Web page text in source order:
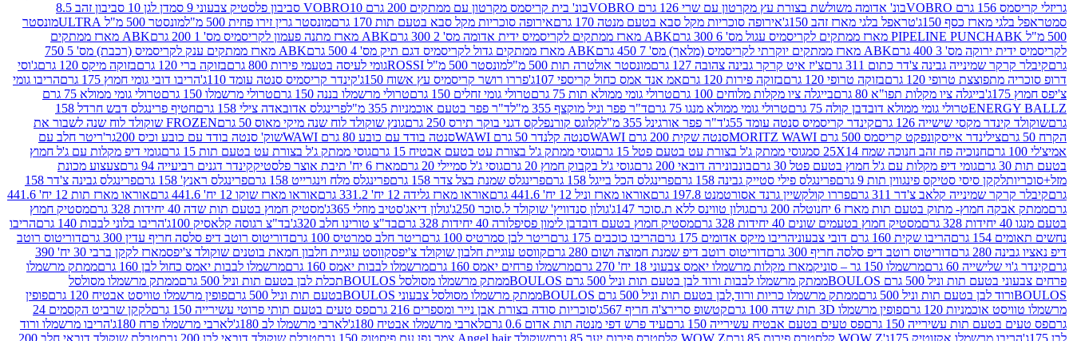
גריזלי קריסמס 156 גרם VOBRO
בונ' אדומה משולשת בצורת עץ מקרטון עם שרי 126 גרם VOBRO בונ' בית קריסמס מקרטון עם ממתקים 200 גרם VOBRO 10 סביבון פלסטיק צבעוני 9 סמ
דן לגן 10 סביבון זהב 8.5
סמטראפל בלגי מארז כסף 150ג' טראפל בלגי מארז זהב 150ג' אירופה סוכריות מקל סבא בטעם מנטה 170 גרם אירופה סוכריות מקל סבא בטעם תות 170 גרם מונסטר גרין זירו פחית 500 מ"ל מונסטר 500 מ"ל ULTRA
מונסטר
500 מ"ל PIPELINE PUNCH
ABK מארז ממתקים לקריסמיס עגול מס' 6 300 גרם ABK מארז ממתקים לקריסמיס ידית אדומה מס' 2 300 גרם ABK מארז מתנה פעמון לקריסמיס מס' 1 200 גרם
ABK מארז ממתקים
לקריסמיס ידית ירוקה מס' 3 400 גרם
ABK מארז ממתקים יוקרתי לקריסמיס (מלאך) מס' 7 450 גרם ABK מארז ממתקים גדול לקריסמיס דגם תיק מס' 4 500 גרם
ABK מארז ממתקים ענק לקריסמיס (רכבת) מס' 5 750
גרםקיבלר קרקר שמינייה גבינה צ'דר כתום 311 גרם צ'יז איט קרקר גבינה צהובה 127 גרם מונסטר אולטרה תות 500 מ"ל מונסטר 500 מ"ל ROSSI גומי לעיסה בטעמי פירות 800 גרם בזוקה ברי 120 גרם בזוקה מיקס 120 גרם
ג'וסי
דרופ סוכריה מתפוצצת טרופי 120 גרם
בזוקה טרופי 120 גרם בזוקה פירות 120 גרם אמ אנד אמס כחול קריספי 107ג' פררו רושר קריסמיס עץ אשוח 150ג' קינדר קריסמיס סנטה עומד 110ג' הריבו דובי גומי חמוץ 175 גרם
הריבו גומי
צ'יפס חמוץ 175ג'
בייגלה ציו מקלות תפו"א 80 גרם בייגלה ציו מקלות מלוחים 100 גרם טרולי גומי ממולא תות 75 גרם טרולי גומי זחלים 150 גרם טרולי מרשמלו בננה 150 גרם טרולי מרשמלו 150 גרם
טרולי גומי ממולא 75 גרם
ENERGY BALLZטרולי גומי ממולא דובדבן קולה 75 גרם טרולי גומי ממולא מנגו 75 גרם ד"ר פפר וניל מוקצף 355 מ"ל ד"ר פפר בטעם אוכמניות 355 מ"ל פרינגלס אדובאדה צילי 158 גרם
חטיף פרינגלס דבש חרדל 158
גרםשוקולד קינדר מקסי שישייה 126 גרם קינדר קריסמיס סנטה עומד 55ג' ד"ר פפר אורגינל 355 מ"ל קלוגס קורנפלקס דגני בוקר תירס 250 גרם גונץ שוקולד לוח שנה מיקי מאוס 50 גרם
FROZEN שוקולד לוח שנה לשבור את
הקרח 50 גרם
צילינדר אייסקונפקט קריסמס 500 גרם MORITZ WAWI סנטה שקית 200 גרם WAWI סנטה קלנדר 50 גרם WAWI סנטה בודד עם כובע 80 גרם WAWI שוק' סנטה בודד עם כובע וכיס 200גר'
ריטר חלב עם
אמיצ'לי 100 גרם
חנוכיה פח זהב חנוכה שמח 25X14 סמ גוסי ממתק ג'ל בצורת עט בטעם פטל 15 גרם גוסי ממתק ג'ל בצורת עט בטעם אבטיח 15 גרם גוסי ממתק ג'ל בצורת עט בטעם תות 15 גרם
גומי דיפ מקלות עם ג'ל חמוץ
בטעם תות 30 גרם
גומי דיפ מקלות עם ג'ל חמוץ בטעם פטל 30 גרם בונבונירה דובאי 200 גרם גוסי ג'ל בקבוק חמוץ 20 גרם גוסי ג'ל סמיילי 20 גרם מארז 6 יח' תיבת אוצר פלסטיק קינדר דגנים רביעייה 94 גרם
צעצוע מכונת
מזל+סוכריותלקקן סיסי סטיקס פינגווין תות 9 גרם פרינגלס פילי סטייק גבינה 158 גרם פרינגלס הכל בייגל 158 גרם פרינגלס שמנת בצל צדר 158 גרם פרינגלס מלח וינגרייט 158 גרם פרינגלס ראנץ' 158 גרם
פרינגלס גבינה צ'דר 158
גרםקיבלר קרקר שמינייה קלאב צ'דר 311 גרם פררו קולקשיין גרנד אסורטמנט 197.8 גרם אוראו מארז וניל 12 יח' 441.6 גרם אוראו מארז גלידה 12 יח' 331.2 גרם אוראו מארז שוקו 12 יח' 441.6 גרם
אוראו מארז תות 12 יח' 441.6
גרםממתק אבקה חמוץ- מתוק בטעם תות מארז 6 יח נוטלה 200 גרם גולון טווינס ללא ת.סוכר 147ג' גולון סנדוויץ' שוקולד ל.סוכר 250ג' גולון דיאג'סטיב מוזלי 365ג' מסטיק חמוץ בטעם תות שדה 40 יחידות 328 גרם
מסטיק חמוץ
בטעם מנגו 40 יחידות 328 גרם
מסטיק חמוץ בטעמים שונים 40 יחידות 328 גרם מסטיק חמוץ בטעם דובדבן לימון פסיפלורה 40 יחידות 328 גרם בד"צ טורינו חלב 320ג' בד"צ רגוסה קלאסיק 100ג' הריבו בלוני לבבות 140 גרם
הריבו
נחשים תאומים 154 גרם
הריבו שקית 160 גרם דובי צבעוני הריבו מיקס אדומים 175 גרם הריבו כוכבים 175 גרם ריטר לבן סמרטיס 100 גרם ריטר חלב סמרטיס 100 גרם דוריטוס רוטב דיפ סלסה חריף עדין 300 גרם
דוריטוס רוטב
דיפ נאציו גבינה 280 גרם
דוריטוס רוטב דיפ סלסה חריף 300 גרם דוריטוס רוטב דיפ שמנת חמוצה ושום 280 גרם קווסט עוגיית חלבון שוקולד צ'יפסקווסט עוגיית חלבון חמאת בוטנים שוקולד צ'יפס
מארז לקקן ברבי 30 יח' 390
גרםקינדר ג'וי שלישייה 60 גרם מרשמלו 150 גר – סוניק מארז מקלות מרשמלו יאמס צבעוני 18 יח' 270 גרם מרשמלו פרחים יאמס 160 גרם מרשמלו לבבות יאמס 160 גרם מרשמלו לבבות יאמס כחול לבן 160 גרם
ממתק מרשמלו
פרחים צבעוני בטעם תות וניל 500 גרם BOULOS
ממתק מרשמלו לבבות ורוד לבן בטעם תות וניל 500 גרם BOULOS ממתק מרשמלו מסולסל BOULOSתכלת לבן בטעם תות וניל 500 גרם
ממתק מרשמלו מסולסל
BOULOSורוד לבן בטעם תות וניל 500 גרם
ממתק מרשמלו כריות ורוד,לבן בטעם תות וניל 500 גרם BOULOS ממתק מרשמלו מסולסל צבעוני BOULOSבטעם תות וניל 500 גרם פופין מרשמלו טוויסט אבטיח 120 גרם
פופין
מרשמלו טוויסט אוכמניות 120 גרם
פופין מרשמלו 3D תות שדה 100 גרם קטשופ סרירצ'ה חריף 567ג' סוכריות סודה בצורת אבן נייר ומספרים 216 גרם פס טעים בטעם תותי פרוטי עשירייה 150 גרם
לקקן שרביט הקסמים 24
גרםפס טעים בטעם תות עשירייה 150 גרם פס טעים בטעם אבטיח עשירייה 150 גרם עיד פרש דפי מנטה תות אדום 0.6 גרם לארבי מרשמלו אבטיח 180ג' לארבי מרשמלו לב 180ג' לארבי מרשמלו פרח 180ג'
הריבו מרשמלו ורוד
לבן 175ג'
הריבו מרשמלו אקזוטיק 175ג' WOW Z קלסטרס פירות 85 גרם WOW Z קלסטרס פירות יער 85 גרם שוקולד Angel hair צמר גפן עם פיסטוק 150 גרם טבלת שוקולד דובאי לבן 200 גרם
טבלת שוקולד דובאי חלב 200